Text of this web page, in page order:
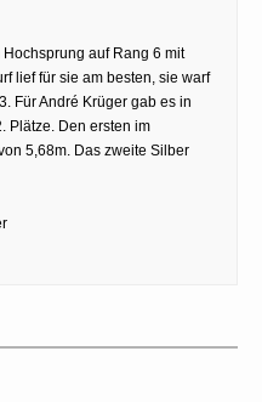
Hochsprung auf Rang 6 mit
lief für sie am besten, sie warf
Für André Krüger gab es in
Plätze. Den ersten im
5,68m. Das zweite Silber